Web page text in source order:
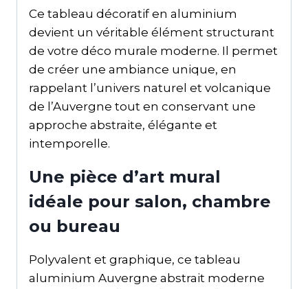
Ce tableau décoratif en aluminium
devient un véritable élément structurant
de votre déco murale moderne. Il permet
de créer une ambiance unique, en
rappelant l’univers naturel et volcanique
de l’Auvergne tout en conservant une
approche abstraite, élégante et
intemporelle.
Une pièce d’art mural
idéale pour salon, chambre
ou bureau
Polyvalent et graphique, ce tableau
aluminium Auvergne abstrait moderne